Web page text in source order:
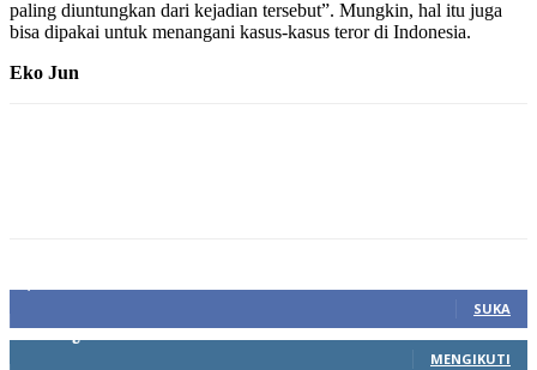
paling diuntungkan dari kejadian tersebut”. Mungkin, hal itu juga
bisa dipakai untuk menangani kasus-kasus teror di Indonesia.
Eko Jun
SUKA
MENGIKUTI